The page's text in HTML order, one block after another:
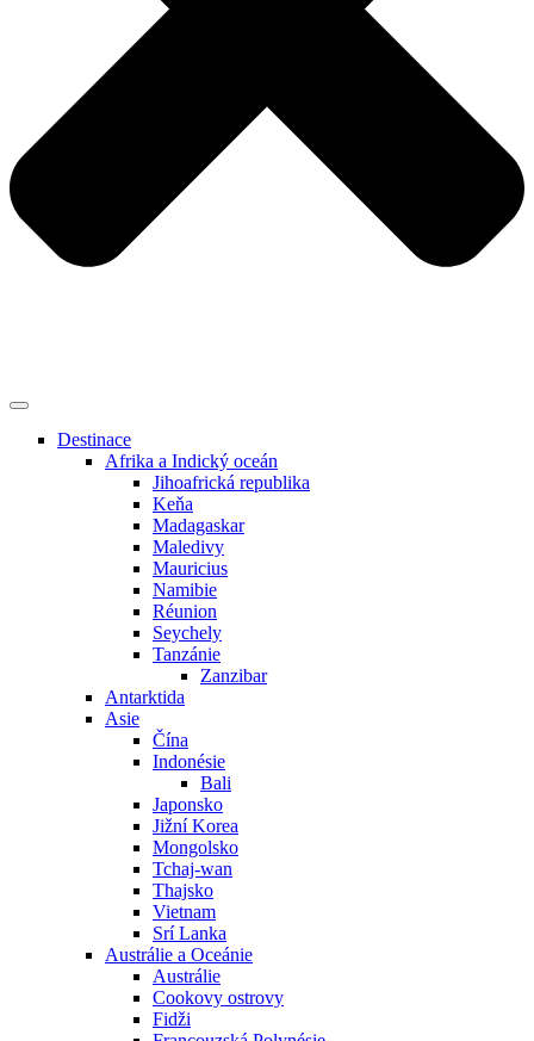
Destinace
Afrika a Indický oceán
Jihoafrická republika
Keňa
Madagaskar
Maledivy
Mauricius
Namibie
Réunion
Seychely
Tanzánie
Zanzibar
Antarktida
Asie
Čína
Indonésie
Bali
Japonsko
Jižní Korea
Mongolsko
Tchaj-wan
Thajsko
Vietnam
Srí Lanka
Austrálie a Oceánie
Austrálie
Cookovy ostrovy
Fidži